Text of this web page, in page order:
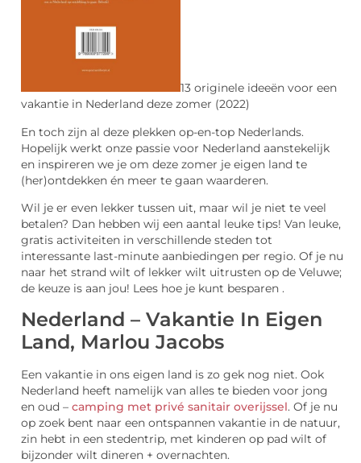
13 originele ideeën voor een
vakantie in Nederland deze zomer (2022)
En toch zijn al deze plekken op-en-top Nederlands.
Hopelijk werkt onze passie voor Nederland aanstekelijk
en inspireren we je om deze zomer je eigen land te
(her)ontdekken én meer te gaan waarderen.
Wil je er even lekker tussen uit, maar wil je niet te veel
betalen? Dan hebben wij een aantal leuke tips! Van leuke,
gratis activiteiten in verschillende steden tot
interessante last-minute aanbiedingen per regio. Of je nu
naar het strand wilt of lekker wilt uitrusten op de Veluwe;
de keuze is aan jou! Lees hoe je kunt besparen .
Nederland – Vakantie In Eigen
Land, Marlou Jacobs
Een vakantie in ons eigen land is zo gek nog niet. Ook
Nederland heeft namelijk van alles te bieden voor jong
en oud – camping met privé sanitair overijssel. Of je nu
op zoek bent naar een ontspannen vakantie in de natuur,
zin hebt in een stedentrip, met kinderen op pad wilt of
bijzonder wilt dineren + overnachten.